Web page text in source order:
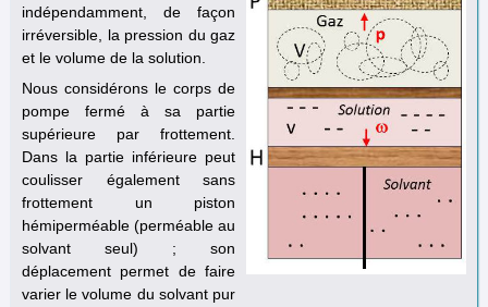
indépendamment, de façon
irréversible, la pression du gaz
et le volume de la solution.
Nous considérons le corps de
pompe fermé à sa partie
supérieure par frottement.
Dans la partie inférieure peut
coulisser également sans
frottement un piston
hémiperméable (perméable au
solvant seul) ; son
déplacement permet de faire
varier le volume du solvant pur